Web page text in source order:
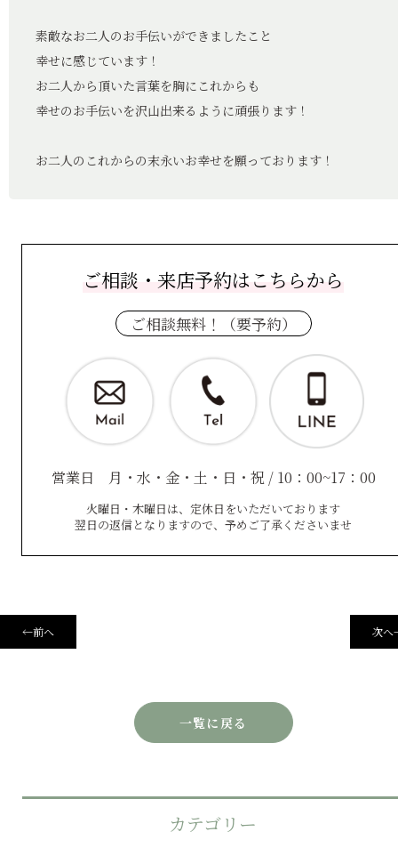
素敵なお二人のお手伝いができましたこと
幸せに感じています！
お二人から頂いた言葉を胸にこれからも
幸せのお手伝いを沢山出来るように頑張ります！
お二人のこれからの末永いお幸せを願っております！
ご相談・来店予約はこちらから
ご相談無料！（要予約）
営業日 月・水・金・土・日・祝 / 10：00~17：00
火曜日・木曜日は、定休日をいただいております
翌日の返信となりますので、予めご了承くださいませ
←前へ 次へ
一覧に戻る
カテゴリー